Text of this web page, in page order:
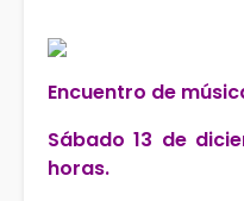
Encuentro de
Sábado 13 de
horas.